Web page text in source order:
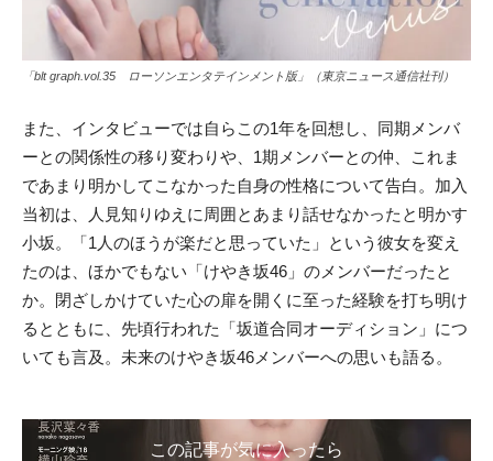
「blt graph.vol.35 ローソンエンタテインメント版」（東京ニュース通信社刊）
また、インタビューでは自らこの1年を回想し、同期メンバ
ーとの関係性の移り変わりや、1期メンバーとの仲、これま
であまり明かしてこなかった自身の性格について告白。加入
当初は、人見知りゆえに周囲とあまり話せなかったと明かす
小坂。「1人のほうが楽だと思っていた」という彼女を変え
たのは、ほかでもない「けやき坂46」のメンバーだったと
か。閉ざしかけていた心の扉を開くに至った経験を打ち明け
るとともに
、先頃行われた「坂道合同オーディション」につ
いても言及。未来のけやき坂46メンバーへの思いも語る。
この記事が気に入ったら